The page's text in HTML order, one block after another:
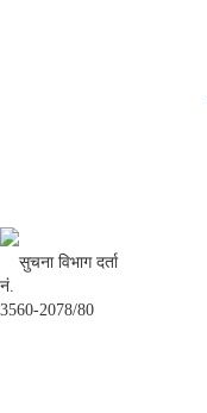
सुचना विभाग दर्ता
नं.
3560-2078/80